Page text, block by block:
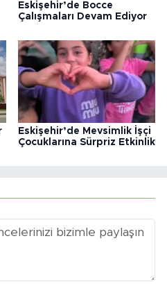
Eskişehir’de Bocce
Çalışmaları Devam Ediyor
Eskişehir’de Mevsimlik İşçi
Çocuklarına Sürpriz Etkinlik